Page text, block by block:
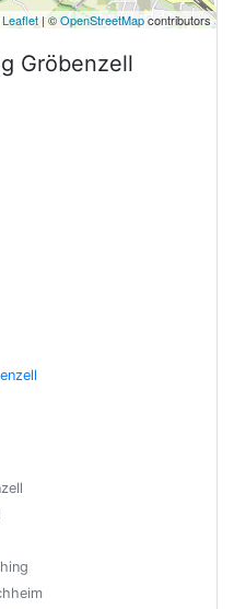
Leaflet| ©OpenStreetMapcontributors
Gröbenzell